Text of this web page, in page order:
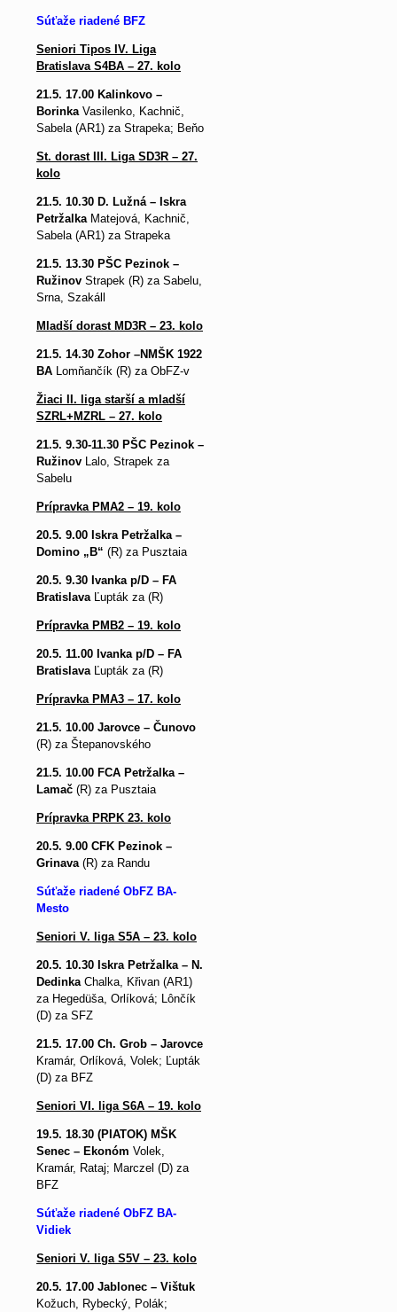
Súťaže riadené BFZ
Seniori Tipos IV. Liga
Bratislava S4BA – 27. kolo
21.5. 17.00 Kalinkovo –
Borinka Vasilenko, Kachnič,
Sabela (AR1) za Strapeka; Beňo
St. dorast III. Liga SD3R – 27.
kolo
21.5. 10.30 D. Lužná – Iskra
Petržalka Matejová, Kachnič,
Sabela (AR1) za Strapeka
21.5. 13.30 PŠC Pezinok –
Ružinov Strapek (R) za Sabelu,
Srna, Szakáll
Mladší dorast MD3R – 23. kolo
21.5. 14.30 Zohor –NMŠK 1922
BA Lomňančík (R) za ObFZ-v
Žiaci II. liga starší a mladší
SZRL+MZRL – 27. kolo
21.5. 9.30-11.30 PŠC Pezinok –
Ružinov Lalo, Strapek za
Sabelu
Prípravka PMA2 – 19. kolo
20.5. 9.00 Iskra Petržalka –
Domino „B“ (R) za Pusztaia
20.5. 9.30 Ivanka p/D – FA
Bratislava Ľupták za (R)
Prípravka PMB2 – 19. kolo
20.5. 11.00 Ivanka p/D – FA
Bratislava Ľupták za (R)
Prípravka PMA3 – 17. kolo
21.5. 10.00 Jarovce – Čunovo
(R) za Štepanovského
21.5. 10.00 FCA Petržalka –
Lamač (R) za Pusztaia
Prípravka PRPK 23. kolo
20.5. 9.00 CFK Pezinok –
Grinava (R) za Randu
Súťaže riadené ObFZ BA-
Mesto
Seniori V. liga S5A – 23. kolo
20.5. 10.30 Iskra Petržalka – N.
Dedinka Chalka, Křivan (AR1)
za Hegedüša, Orlíková; Lônčík
(D) za SFZ
21.5. 17.00 Ch. Grob – Jarovce
Kramár, Orlíková, Volek; Ľupták
(D) za BFZ
Seniori VI. liga S6A – 19. kolo
19.5. 18.30 (PIATOK) MŠK
Senec – Ekonóm Volek,
Kramár, Rataj; Marczel (D) za
BFZ
Súťaže riadené ObFZ BA-
Vidiek
Seniori V. liga S5V – 23. kolo
20.5. 17.00 Jablonec – Vištuk
Kožuch, Rybecký, Polák;